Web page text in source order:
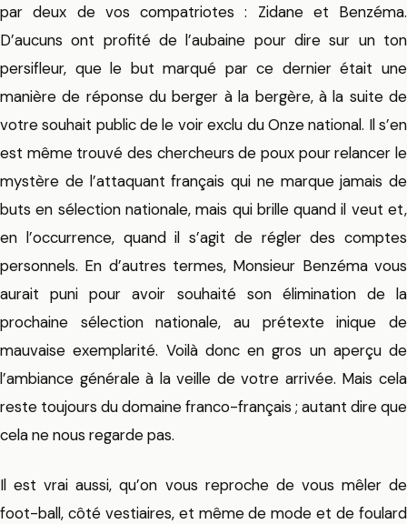
par deux de vos compatriotes : Zidane et Benzéma.
D’aucuns ont profité de l’aubaine pour dire sur un ton
persifleur, que le but marqué par ce dernier était une
manière de réponse du berger à la bergère, à la suite de
votre souhait public de le voir exclu du Onze national. Il s’en
est même trouvé des chercheurs de poux pour relancer le
mystère de l’attaquant français qui ne marque jamais de
buts en sélection nationale, mais qui brille quand il veut et,
en l’occurrence, quand il s’agit de régler des comptes
personnels. En d’autres termes, Monsieur Benzéma vous
aurait puni pour avoir souhaité son élimination de la
prochaine sélection nationale, au prétexte inique de
mauvaise exemplarité. Voilà donc en gros un aperçu de
l’ambiance générale à la veille de votre arrivée. Mais cela
reste toujours du domaine franco-français ; autant dire que
cela ne nous regarde pas.
Il est vrai aussi, qu’on vous reproche de vous mêler de
foot-ball, côté vestiaires, et même de mode et de foulard